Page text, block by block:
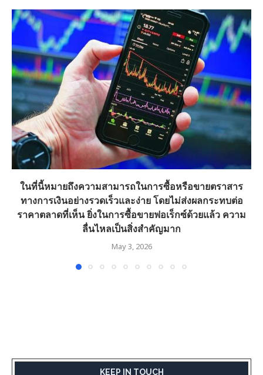
ในที่นี้หมายถึงความสามารถในการซื้อหรือขายตราสาร
ทางการเงินอย่างรวดเร็วและง่าย โดยไม่ส่งผลกระทบต่อ
ราคาตลาดที่เห็น ยิ่งในการซื้อขายฟอเร็กซ์ด้วยแล้ว ความ
ลื่นไหลเป็นสิ่งสำคัญมาก
May 3, 2026
KEEP IN TOUCH